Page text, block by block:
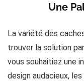
Une
La variété des
trouver la solution
vous souhaitiez une
design audacieux,